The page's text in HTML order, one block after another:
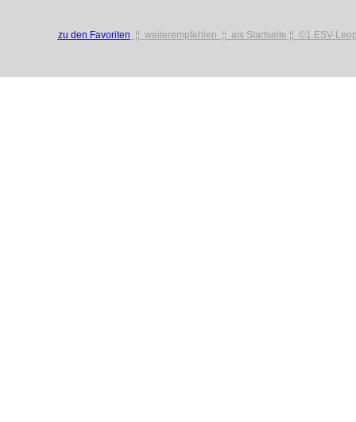
zu den Favoriten ¦¦ weiterempfehlen ¦¦ als Startseite ¦¦ ©1.ESV-